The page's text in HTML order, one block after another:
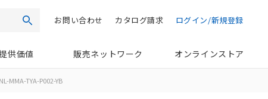
検索 ログイン/新規登録
カタログ請求
お問い合わせ
供価値 販売ネットワーク オンラインストア
MMA-TYA-P002-YB